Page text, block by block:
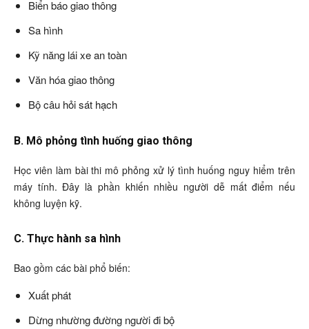
Biển báo giao thông
Sa hình
Kỹ năng lái xe an toàn
Văn hóa giao thông
Bộ câu hỏi sát hạch
B. Mô phỏng tình huống giao thông
Học viên làm bài thi mô phỏng xử lý tình huống nguy hiểm trên
máy tính. Đây là phần khiến nhiều người dễ mất điểm nếu
không luyện kỹ.
C. Thực hành sa hình
Bao gồm các bài phổ biến:
Xuất phát
Dừng nhường đường người đi bộ